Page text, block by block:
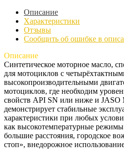
Описание
Характеристики
Отзывы
Сообщить об ошибке в
Описание
Синтетическое моторное масло,
для мотоциклов с
высокопроизводительными
мотоциклов, где необходим
свойств API SN или ниже и
демонстрирует стабильные
характеристики при любых
как высокотемпературные режимы
большие расстояния, городское
стоп», внедорожное